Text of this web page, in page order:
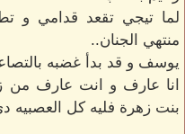
لما تيجي تقعد قدامي و
منتهي الجنان..
يوسف و قد بدأ غضبه
انا عارف و انت عارف
بنت زهرة فليه كل العصبيه